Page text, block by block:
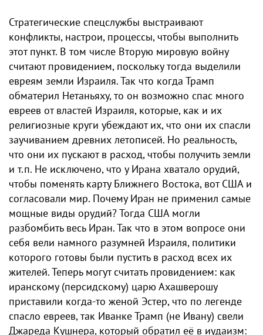
Стратегические спецслужбы выстраивают
конфликты, настрои, процессы, чтобы выполнить
этот пункт. В том числе Вторую мировую​ войну
считают провидением, поскольку тогда выделили
евреям земли Израиля. Так что когда Трамп
обматерил Нетаньяху, то он возможно спас много
евреев от властей Израиля, которые, как и их
религиозные круги убеждают их, что они их спасли
заучиванием древних летописей. Но реальность,
что они их пускают в расход, чтобы получить земли
и т.п.​ Не исключено, что у Ирана хватало орудий,
чтобы поменять карту Ближнего Востока, вот США и
согласовали мир. Почему Иран не применил самые
мощные виды орудий? Тогда США могли
разбомбить весь Иран. Так что в этом вопросе они
себя вели намного разумней Израиля, политики
которого готовы были пустить в расход всех их
жителей. Теперь могут считать провидением: как
иранскому (персидскому) царю ​​Ахашверошу
приставили когда-то женой Эстер, что по легенде
спасло евреев, так Иванке Трамп (не Ивану) свели
Джареда Кушнера, который обратил еë​ в иудаизм: